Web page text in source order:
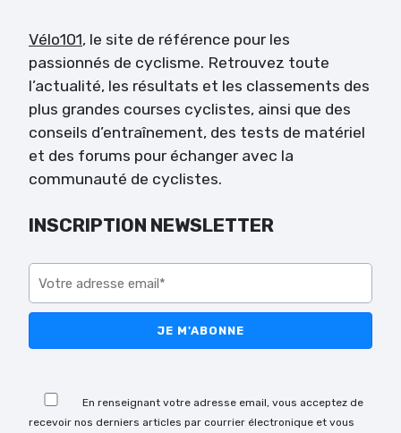
Vélo101, le site de référence pour les
passionnés de cyclisme. Retrouvez toute
l’actualité, les résultats et les classements des
plus grandes courses cyclistes, ainsi que des
conseils d’entraînement, des tests de matériel
et des forums pour échanger avec la
communauté de cyclistes.
INSCRIPTION NEWSLETTER
En renseignant votre adresse email, vous acceptez de
recevoir nos derniers articles par courrier électronique et vous